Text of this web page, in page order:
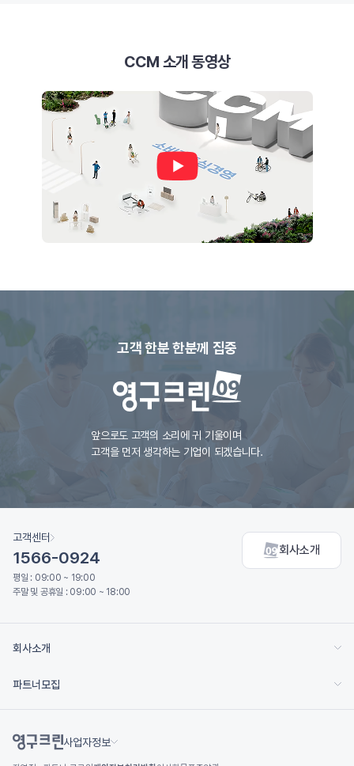
CCM 소개 동영상
고객 한분 한분께 집중
앞으로도 고객의 소리에 귀 기울이며
고객을 먼저 생각하는 기업이 되겠습니다.
고객센터
1566-0924
평일 : 09:00 ~ 19:00
주말 및 공휴일 : 09:00 ~ 18:00
회사소개
회사소개
파트너모집
사업자정보